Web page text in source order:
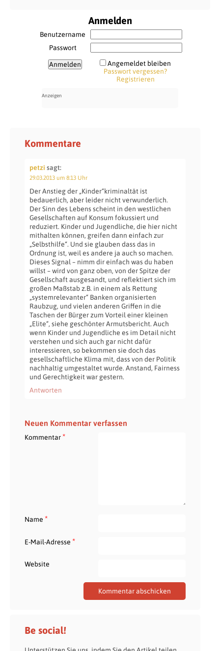
Anmelden
Benutzername
Passwort
Angemeldet bleiben
Passwort vergessen?
Registrieren
Kommentare
petzi sagt:
29.03.2013 um 8:13 Uhr
Der Anstieg der „Kinder“kriminaltät ist
bedauerlich, aber leider nicht verwunderlich.
Der Sinn des Lebens scheint in den westlichen
Gesellschaften auf Konsum fokussiert und
reduziert. Kinder und Jugendliche, die hier nicht
mithalten können, greifen dann einfach zur
„Selbsthilfe“. Und sie glauben dass das in
Ordnung ist, weil es andere ja auch so machen.
Dieses Signal – nimm dir einfach was du haben
willst – wird von ganz oben, von der Spitze der
Gesellschaft ausgesandt, und reflektiert sich im
großen Maßstab z.B. in einem als Rettung
„systemrelevanter“ Banken organisierten
Raubzug, und vielen anderen Griffen in die
Taschen der Bürger zum Vorteil einer kleinen
„Elite“, siehe geschönter Armutsbericht. Auch
wenn Kinder und Jugendliche es im Detail nicht
verstehen und sich auch gar nicht dafür
interessieren, so bekommen sie doch das
gesellschaftliche Klima mit, dass von der Politik
nachhaltig umgestaltet wurde. Anstand, Fairness
und Gerechtigkeit war gestern.
Antworten
Neuen Kommentar verfassen
Kommentar*
Name *
E-Mail-Adresse *
Website
Be social!